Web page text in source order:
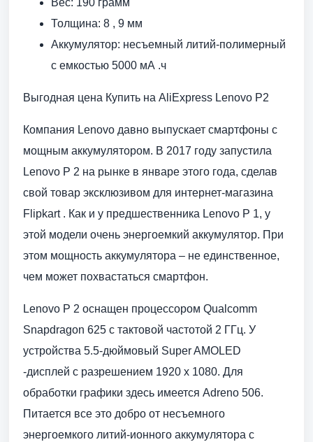
Вес: 190 грамм
Толщина: 8 , 9 мм
Аккумулятор: несъемный литий-полимерный
с емкостью 5000 мА .ч
Выгодная цена Купить на AliExpress Lenovo P2
Компания Lenovo давно выпускает смартфоны с
мощным аккумулятором. В 2017 году запустила
Lenovo P 2 на рынке в январе этого года, сделав
свой товар эксклюзивом для интернет-магазина
Flipkart . Как и у предшественника Lenovo P 1, у
этой модели очень энергоемкий аккумулятор. При
этом мощность аккумулятора – не единственное,
чем может похвастаться смартфон.
Lenovo P 2 оснащен процессором Qualcomm
Snapdragon 625 с тактовой частотой 2 ГГц. У
устройства 5.5-дюймовый Super AMOLED
-дисплей с разрешением 1920 x 1080. Для
обработки графики здесь имеется Adreno 506.
Питается все это добро от несъемного
энергоемкого литий-ионного аккумулятора с